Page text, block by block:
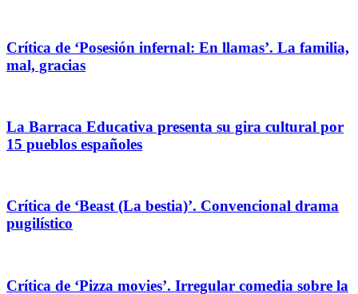
Crítica de ‘Posesión infernal: En llamas’. La familia,
mal, gracias
La Barraca Educativa presenta su gira cultural por
15 pueblos españoles
Crítica de ‘Beast (La bestia)’. Convencional drama
pugilístico
Crítica de ‘Pizza movies’. Irregular comedia sobre la